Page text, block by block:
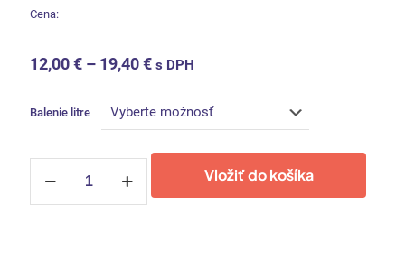
Cena:
12,00€ – 19,40€ s DPH
Balenie litre
Svjetlost
Vložiť do košíka